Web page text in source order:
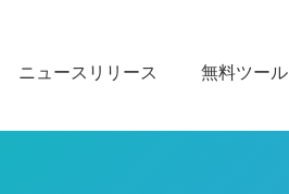
ニュースリリース 無料ツール